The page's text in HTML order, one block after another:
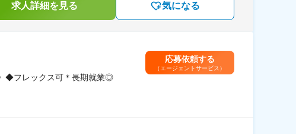
求人詳細を見る 気になる
◆フレックス可＊長期就業◎
応募依頼する
（エージェントサービス）